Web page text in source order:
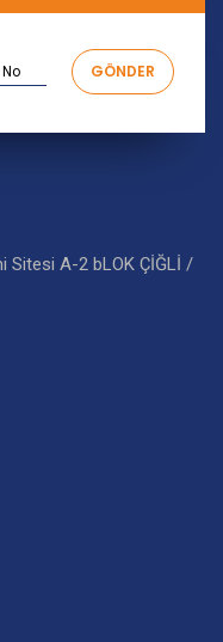
Sitesi A-2 bLOK ÇİĞLİ /